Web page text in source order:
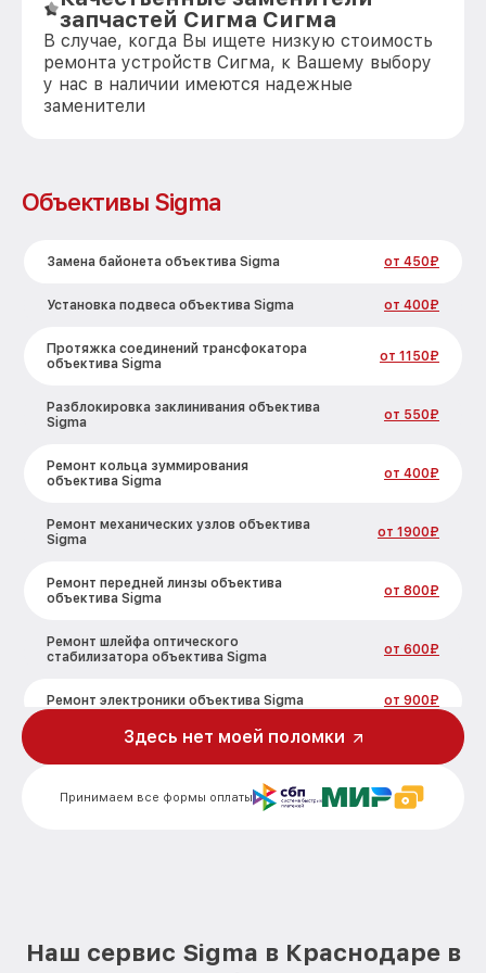
запчастей Сигма Сигма
В случае, когда Вы ищете низкую стоимость
ремонта устройств Сигма, к Вашему выбору
у нас в наличии имеются надежные
заменители
Объективы Sigma
Замена байонета объектива Sigma от 450₽
Установка подвеса объектива Sigma от 400₽
Протяжка соединений трансфокатора
объектива Sigma
от 1150₽
Разблокировка заклинивания объектива
Sigma
от 550₽
Ремонт кольца зуммирования
объектива Sigma
от 400₽
Ремонт механических узлов объектива
Sigma
от 1900₽
Ремонт передней линзы объектива
объектива Sigma
от 800₽
Ремонт шлейфа оптического
стабилизатора объектива Sigma
от 600₽
Ремонт электроники объектива Sigma от 900₽
Устранение механических повреждений
Замена переходных шлейфов объектива
от 1200₽
Принимаем все формы оплаты
Здесь нет моей поломки
Наш сервис Sigma в Краснодаре в